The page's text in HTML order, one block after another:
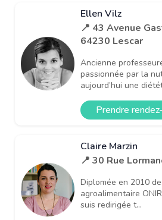
Ellen Vilz
📍 43 Avenue
64230 Lescar
Ancienne
passionnée par la
aujourd’hui une
Prendre
Claire Marzin
📍 30 Rue
Diplomée en 2010
agroalimentaire
suis redirigée t...